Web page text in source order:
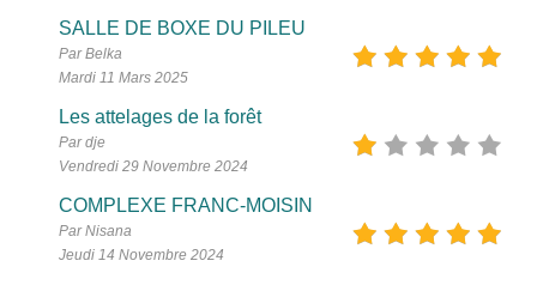
SALLE DE BOXE DU PILEU
Par Belka
Mardi 11 Mars 2025
Les attelages de la forêt
Par dje
Vendredi 29 Novembre 2024
COMPLEXE FRANC-MOISIN
Par Nisana
Jeudi 14 Novembre 2024